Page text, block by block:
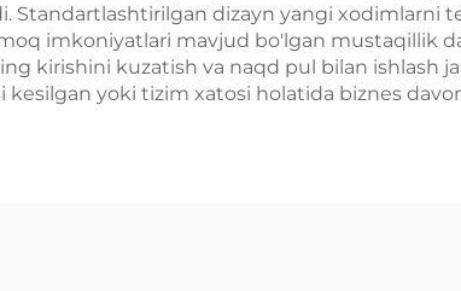
Standartlashtirilgan dizayn yangi xodimlarni
imkoniyatlari mavjud bo'lgan mustaqillik
kirishini kuzatish va naqd pul bilan ishlash
yoki tizim xatosi holatida biznes